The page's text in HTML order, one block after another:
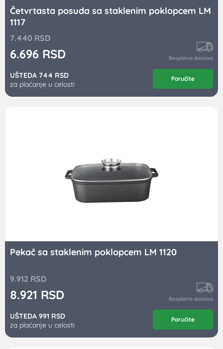
Četvrtasta posuda sa staklenim poklopcem LM
1117
7.440 RSD
6.696 RSD Besplatna dostava
UŠTEDA 744 RSD
za plaćanje u celosti
Poručite
Pekač sa staklenim poklopcem LM 1120
9.912 RSD
8.921 RSD Besplatna dostava
UŠTEDA 991 RSD
za plaćanje u celosti
Poručite